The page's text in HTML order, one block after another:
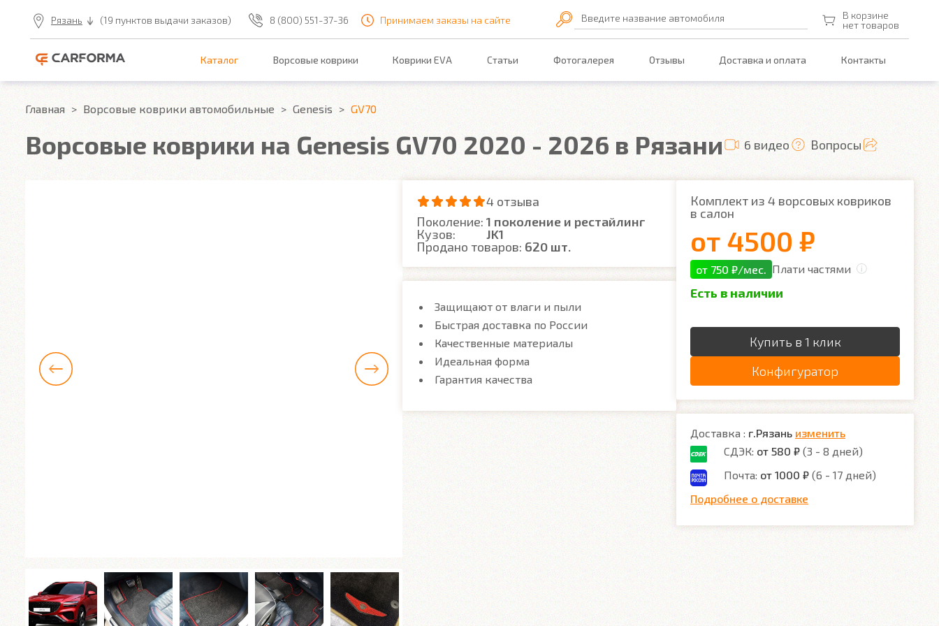
Рязань (19 пунктов выдачи заказов) 8 (800) 551-37-36 Принимаем заказы на сайте Введите название автомобиля
В корзине
нет товаров
Каталог Ворсовые коврики Коврики EVA Статьи Фотогалерея Отзывы Доставка и оплата Контакты
Главная Ворсовые коврики автомобильные Genesis GV70
Ворсовые коврики на Genesis GV70 2020 - 2026 в Рязани 6 видео Вопросы
4 отзыва
Поколение: 1 поколение и рестайлинг
Кузов:
JK1
Продано товаров: 620 шт.
Защищают от влаги и пыли
Быстрая доставка по России
Качественные материалы
Идеальная форма
Гарантия качества
Комплект из 4 ворсовых ковриков
в салон
от 4500 ₽
от 750 ₽/мес. Плати частями
Есть в наличии
Купить в 1 клик
Конфигуратор
Доставка : г.Рязань изменить
СДЭК: от 580 ₽ (3 - 8 дней)
Почта: от 1000 ₽ (6 - 17 дней)
Подробнее о доставке